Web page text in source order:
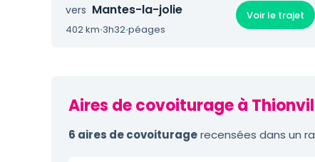
vers Mantes-la-jolie
402 km·3h32·péages
Voir le trajet
Aires de covoiturage à
6 aires de covoituragerecensées dans un